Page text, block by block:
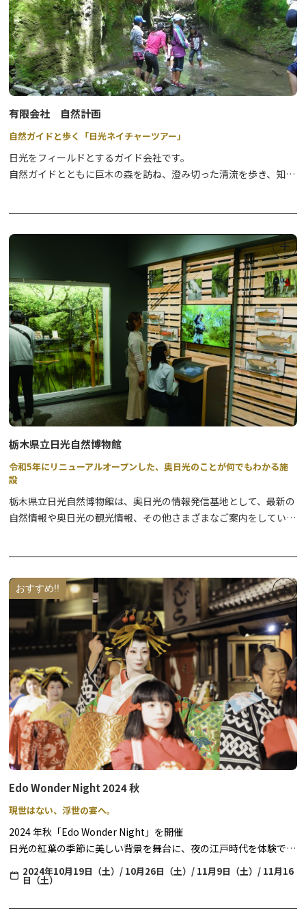
●奥日光スノーシュー奥日光の原生林の中で雪を楽しむ、どなたで
も参加できる楽しいツアーです。
⇒詳細はこちら
●奥日光エアボード&スノーシュースイスで生まれ、欧州ではすで
に人気沸騰中のエアボートを楽しむツアーです。
⇒詳細はこちら
●奥日光スノーサイクリング圧雪された緩やかな雪道のサイクリン
グを楽しみながら、日光国立公園の冬の絶景を満喫するツアーで
す。
出会えるツアーです。
その他の詳細は、公式WEBサイトをご確認ください。
有限会社 自然計画
自然ガイドと歩く「日光ネイチャーツアー」
日光をフィールドとするガイド会社です。
自然ガイドとともに巨木の森を訪ね、澄み切った清流を歩き、知ら
冬はスノーシューツアーがおすすめ。
専属ガイドスタイルの「貸切ガイド（半日または１日）」が人気で
すが、2名から催行される各種ツアーのほか学校団体向けの自然体
験学習もオーダーメイドのプログラムで可能です。
日光の自然に精通したガイドとともに素晴しい大自然を満喫してみ
ませんか。
栃木県立日光自然博物館
令和5年にリニューアルオープンした、奥日光のことが何でもわかる施
設
栃木県立日光自然博物館は、奥日光の情報発信基地として、最新の
自然情報や奥日光の観光情報、その他さまざまなご案内をしていま
最新のデジタル技術を活用した没入感のある映像コンテンツが採用
され、奥日光の自然をつくる水の流れや湿原の風景と生きものの様
子を迫力ある大画面でご覧いただける他、高精細な大型映像やAR
を取り入れたジオラマ展示や、英国大使館別荘建築により国際避暑
地の始まりとなった「英国公使アーネストサトウ」と奥日光のかか
わりを描いた映像などもお楽しみいただくことができます。
また、ガイドツアーや、セルフガイド機能が付いたe-bikeのレンタ
ル、低公害バスの運行、英国大使館別荘記念公園の運営など、奥日
光をより楽しめる様々なコンテンツを提供しています。
おすすめ!!
Edo Wonder Night 2024 秋
現世はない、浮世の宴へ。
2024 年秋「Edo Wonder Night」を開催
日光の紅葉の季節に美しい背景を舞台に、夜の江戸時代を体験でき
るもので、今秋は4 回にわたり開催いたします。
妖艶にライトアップされた夜の江戸を舞台に、忍者や町人のアトラ
をひろげる打ち上げ花火やライブ演奏をお楽しみいただけます。さ
2024年10月19日（土）/ 10月26日（土）/ 11月9日（土）/ 11月16
日（土）